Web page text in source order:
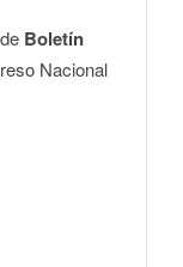
Boletín
Nacional